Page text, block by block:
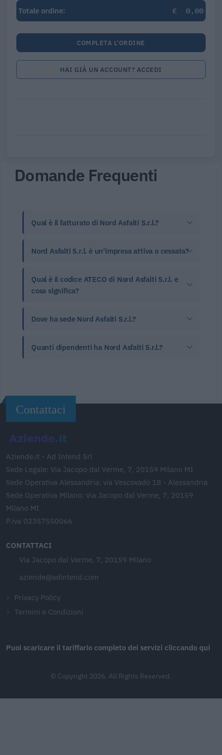
Totale ordine:
€ 0,00
COMPLETA L'ORDINE
HAI GIÀ UN ACCOUNT? ACCEDI
Domande Frequenti
Qual è il fatturato di Nord Asfalti S.r.l.?
Nord Asfalti S.r.l. è un'impresa attiva o cessata?
Qual è il codice ATECO di Nord Asfalti S.r.l. e
cosa significa?
Dove ha sede Nord Asfalti S.r.l.?
Quanti dipendenti ha Nord Asfalti S.r.l.?
Contattaci
Aziende.it - Ad Intend Srl
Sede Legale: Via Jacopo dal Verme, 7, 20159 Milano MI
Sede Operativa Alessandria: via Vescovado 18 - Alessandria
Sede Operativa Milano: Via Jacopo dal Verme, 7, 20159
Milano MI
P.iva 02357550066
CONTATTACI
Via Jacopo dal Verme, 7, 20159 Milano
aziende@adintend.com
Privacy Policy
Termini e Condizioni
Puoi scaricare il tariffario completo dei servizi cliccando qui
© Copyright 2026. All Rights Reserved.